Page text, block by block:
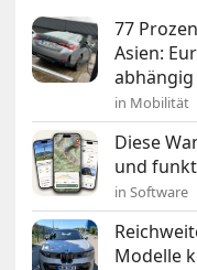
77
Asien:
abhängig
in Mobilität
Diese
und
in Software
Modelle